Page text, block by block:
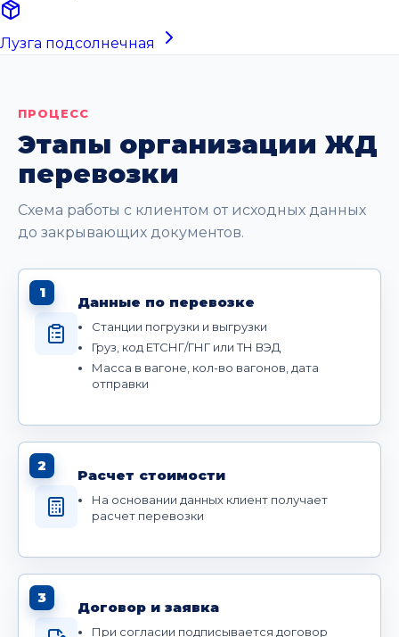
Лузга подсолнечная
ПРОЦЕСС
Этапы организации ЖД
перевозки
Схема работы с клиентом от исходных данных
до закрывающих документов.
1
Данные по перевозке
Станции погрузки и выгрузки
Груз, код ЕТСНГ/ГНГ или ТН ВЭД
Масса в вагоне, кол-во вагонов, дата
отправки
2
Расчет стоимости
На основании данных клиент получает
расчет перевозки
3
Договор и заявка
При согласии подписывается договор